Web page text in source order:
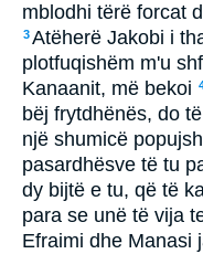
mblodhi tërë forcat
3Atëherë Jakobi i
plotfuqishëm m'u
Kanaanit, më bekoi
bëj frytdhënës, do
një shumicë
pasardhësve të tu
dy bijtë e tu, që të
para se unë të vija
Efraimi dhe Manasi